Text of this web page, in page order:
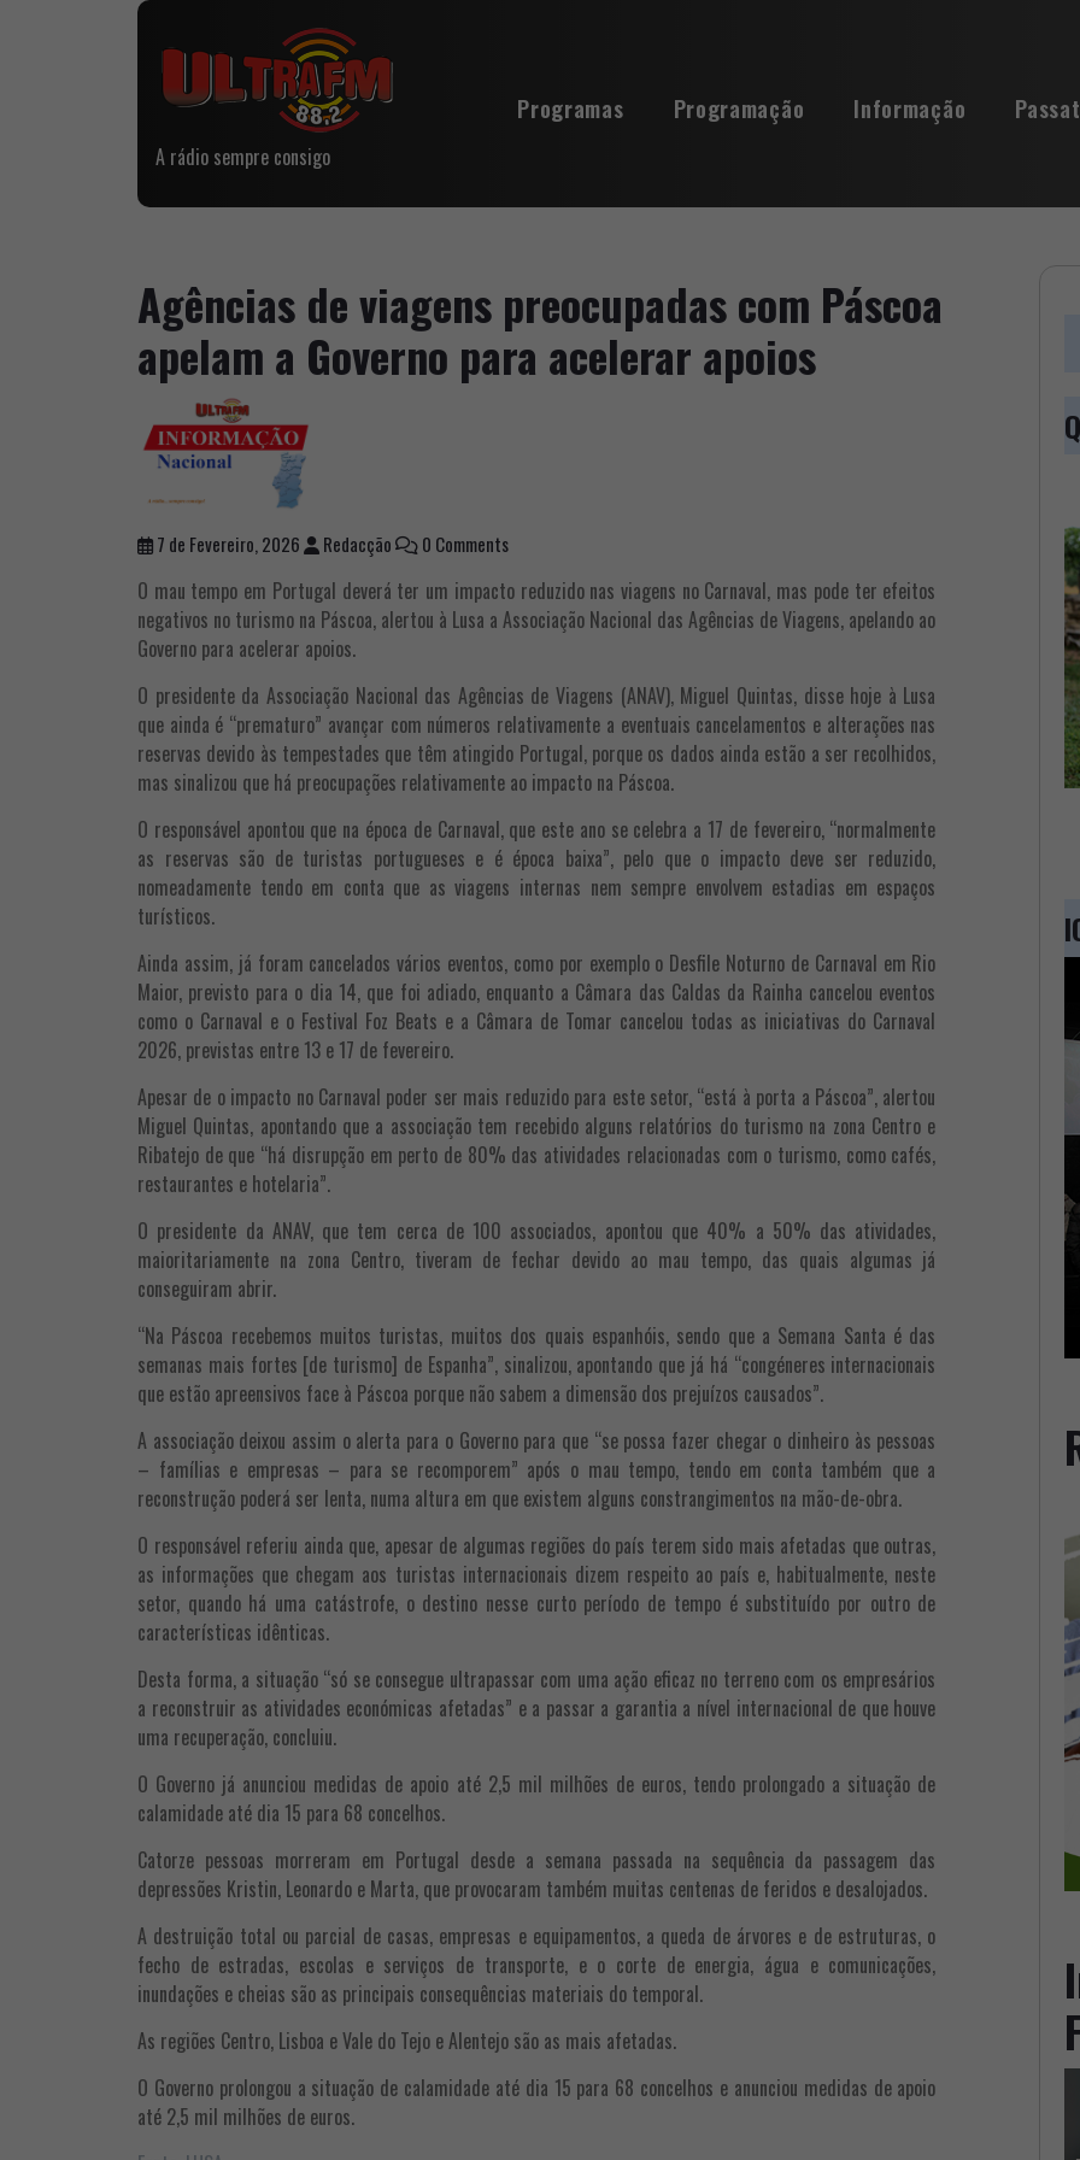
A rádio sempre consigo
Programas Programação Informação
Agências de viagens preocupadas com Páscoa
apelam a Governo para acelerar apoios
7 de Fevereiro, 2026 Redacção 0 Comments
O mau tempo em Portugal deverá ter um impacto reduzido nas viagens no Carnaval, mas pode ter efeitos
negativos no turismo na Páscoa, alertou à Lusa a Associação Nacional das Agências de Viagens, apelando ao
Governo para acelerar apoios.
O presidente da Associação Nacional das Agências de Viagens (ANAV), Miguel Quintas, disse hoje à Lusa
que ainda é “prematuro” avançar com números relativamente a eventuais cancelamentos e alterações nas
reservas devido às tempestades que têm atingido Portugal, porque os dados ainda estão a ser recolhidos,
mas sinalizou que há preocupações relativamente ao impacto na Páscoa.
O responsável apontou que na época de Carnaval, que este ano se celebra a 17 de fevereiro, “normalmente
as reservas são de turistas portugueses e é época baixa”, pelo que o impacto deve ser reduzido,
nomeadamente tendo em conta que as viagens internas nem sempre envolvem estadias em espaços
turísticos.
Ainda assim, já foram cancelados vários eventos, como por exemplo o Desfile Noturno de Carnaval em Rio
Maior, previsto para o dia 14, que foi adiado, enquanto a Câmara das Caldas da Rainha cancelou eventos
como o Carnaval e o Festival Foz Beats e a Câmara de Tomar cancelou todas as iniciativas do Carnaval
2026, previstas entre 13 e 17 de fevereiro.
Apesar de o impacto no Carnaval poder ser mais reduzido para este setor, “está à porta a Páscoa”, alertou
Miguel Quintas, apontando que a associação tem recebido alguns relatórios do turismo na zona Centro e
Ribatejo de que “há disrupção em perto de 80% das atividades relacionadas com o turismo, como cafés,
restaurantes e hotelaria”.
O presidente da ANAV, que tem cerca de 100 associados, apontou que 40% a 50% das atividades,
maioritariamente na zona Centro, tiveram de fechar devido ao mau tempo, das quais algumas já
conseguiram abrir.
“Na Páscoa recebemos muitos turistas, muitos dos quais espanhóis, sendo que a Semana Santa é das
semanas mais fortes [de turismo] de Espanha”, sinalizou, apontando que já há “congéneres internacionais
que estão apreensivos face à Páscoa porque não sabem a dimensão dos prejuízos causados”.
A associação deixou assim o alerta para o Governo para que “se possa fazer chegar o dinheiro às pessoas
– famílias e empresas – para se recomporem” após o mau tempo, tendo em conta também que a
reconstrução poderá ser lenta, numa altura em que existem alguns constrangimentos na mão-de-obra.
O responsável referiu ainda que, apesar de algumas regiões do país terem sido mais afetadas que outras,
as informações que chegam aos turistas internacionais dizem respeito ao país e, habitualmente, neste
setor, quando há uma catástrofe, o destino nesse curto período de tempo é substituído por outro de
características idênticas.
Desta forma, a situação “só se consegue ultrapassar com uma ação eficaz no terreno com os empresários
a reconstruir as atividades económicas afetadas” e a passar a garantia a nível internacional de que houve
uma recuperação, concluiu.
O Governo já anunciou medidas de apoio até 2,5 mil milhões de euros, tendo prolongado a situação de
calamidade até dia 15 para 68 concelhos.
Catorze pessoas morreram em Portugal desde a semana passada na sequência da passagem das
depressões Kristin, Leonardo e Marta, que provocaram também muitas centenas de feridos e desalojados.
A destruição total ou parcial de casas, empresas e equipamentos, a queda de árvores e de estruturas, o
fecho de estradas, escolas e serviços de transporte, e o corte de energia, água e comunicações,
inundações e cheias são as principais consequências materiais do temporal.
As regiões Centro, Lisboa e Vale do Tejo e Alentejo são as mais afetadas.
O Governo prolongou a situação de calamidade até dia 15 para 68 concelhos e anunciou medidas de apoio
até 2,5 mil milhões de euros.